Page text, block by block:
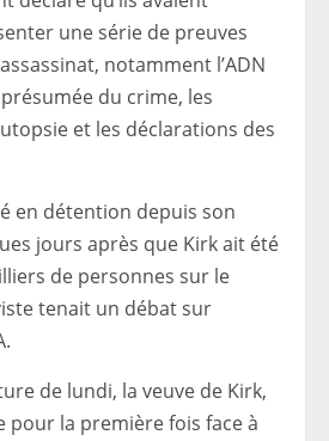
une série de preuves
notamment l’ADN
du crime, les
et les déclarations des
en détention depuis son
jours après que Kirk ait été
de personnes sur le
tenait un débat sur
de lundi, la veuve de Kirk,
pour la première fois face à